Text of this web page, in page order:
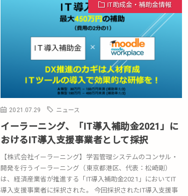
IT助成金・補助金情報
2021.07.29 ニュース
イーラーニング、「IT導入補助金2021」に
おけるIT導入支援事業者として採択
【株式会社イーラーニング】学習管理システムのコンサル・
開発を行うイーラーニング（東京都港区、代表：松崎剛）
は、経済産業省が推進する「IT導入補助金2021」においてIT
導入支援事業者に採択された。 今回採択されたIT導入支援事